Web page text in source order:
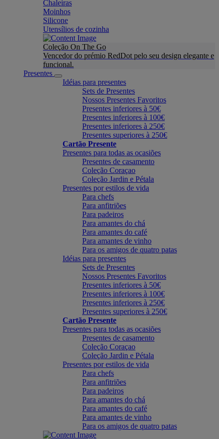
Chaleiras
Moinhos
Silicone
Utensílios de cozinha
Coleção On The Go
Vencedor do prémio RedDot pelo seu design elegante e
funcional.
Presentes
Idéias para presentes
Sets de Presentes
Nossos Presentes Favoritos
Presentes inferiores à 50€
Presentes inferiores à 100€
Presentes inferiores à 250€
Presentes superiores à 250€
Cartão Presente
Presentes para todas as ocasiões
Presentes de casamento
Coleção Coraçao
Coleção Jardin e Pétala
Presentes por estilos de vida
Para chefs
Para anfitriões
Para padeiros
Para amantes do chá
Para amantes do café
Para amantes de vinho
Para os amigos de quatro patas
Idéias para presentes
Sets de Presentes
Nossos Presentes Favoritos
Presentes inferiores à 50€
Presentes inferiores à 100€
Presentes inferiores à 250€
Presentes superiores à 250€
Cartão Presente
Presentes para todas as ocasiões
Presentes de casamento
Coleção Coraçao
Coleção Jardin e Pétala
Presentes por estilos de vida
Para chefs
Para anfitriões
Para padeiros
Para amantes do chá
Para amantes do café
Para amantes de vinho
Para os amigos de quatro patas